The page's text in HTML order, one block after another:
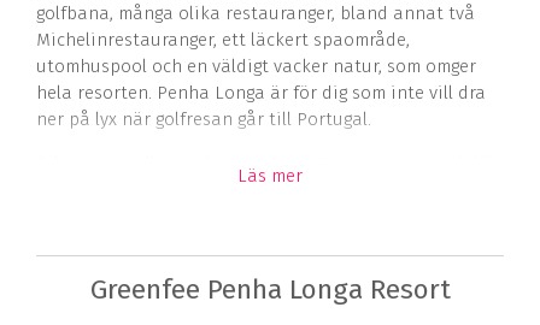
golfbana, många olika restauranger, bland annat två
Michelinrestauranger, ett läckert spaområde,
utomhuspool och en väldigt vacker natur, som omger
hela resorten. Penha Longa är för dig som inte vill dra
ner på lyx när golfresan går till Portugal.
Bilresan in till Lissabon tar bara 30–40 minuter och här
Läs mer
Greenfee Penha Longa Resort